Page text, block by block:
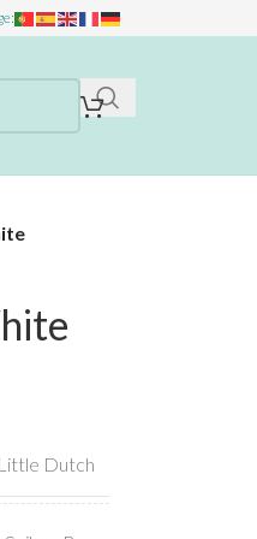
Little Dutch